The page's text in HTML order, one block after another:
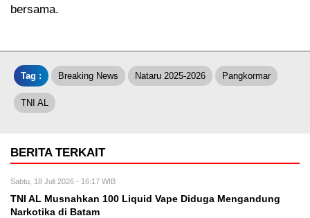
bersama.
Tag : Breaking News Nataru 2025-2026 Pangkormar
TNI AL
BERITA TERKAIT
Sabtu, 18 Juli 2026 - 16:17 WIB
TNI AL Musnahkan 100 Liquid Vape Diduga Mengandung
Narkotika di Batam